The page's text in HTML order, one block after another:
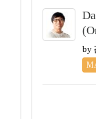
by